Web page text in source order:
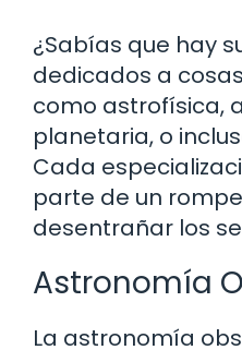
¿Sabías que hay
dedicados a
como astrofísica,
planetaria, o
Cada
parte de un
desentrañar los
Astronomía
La astronomía